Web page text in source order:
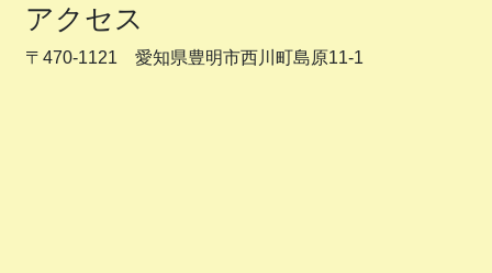
アクセス
〒470-1121 愛知県豊明市西川町島原11-1